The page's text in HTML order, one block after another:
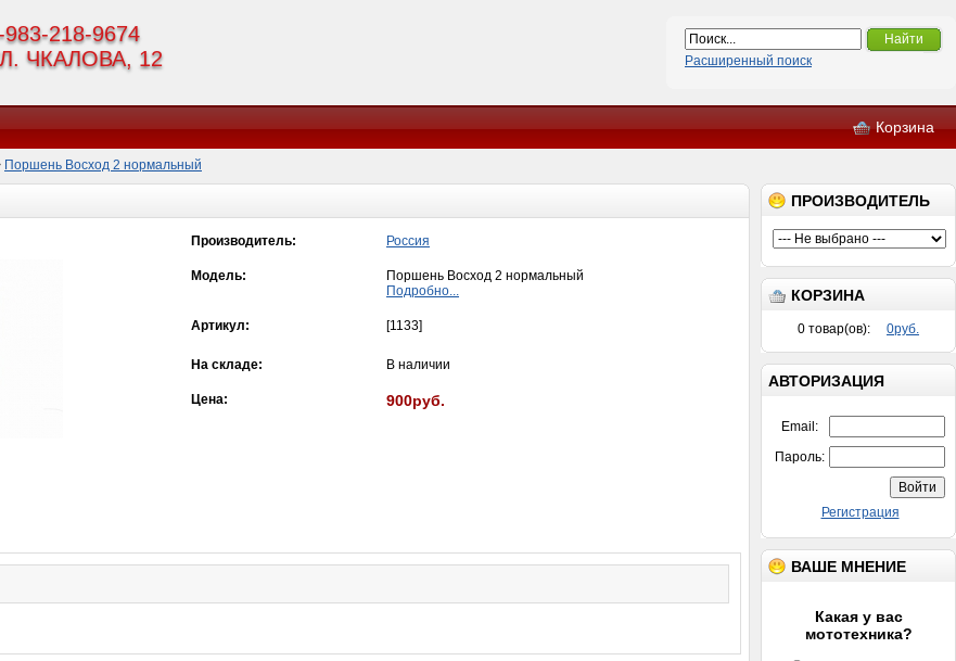
983-218-9674
ЧКАЛОВА, 12
Найти
Расширенный поиск
Корзина
Поршень Восход 2 нормальный
ПРОИЗВОДИТЕЛЬ
КОРЗИНА
0 товар(ов): 0руб.
АВТОРИЗАЦИЯ
Email:
Пароль:
Регистрация
ВАШЕ МНЕНИЕ
Какая у вас
мототехника?
Производитель: Россия
Модель:
Поршень Восход 2 нормальный
Подробно...
Артикул: [1133]
На складе: В наличии
Цена: 900руб.